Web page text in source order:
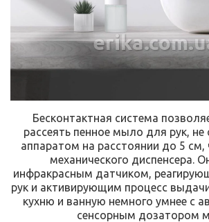
Бесконтактная система
рассеять пенное мыло для рук, не
аппаратом на расстоянии до 5 см,
механического диспенсера.
инфракрасным датчиком,
рук и активирующим процесс
кухню и ванную немного умнее с
сенсорным дозатором